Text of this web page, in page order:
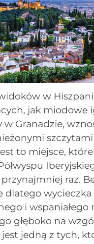
w
jak miodowe
Granadzie,
szczytami
to miejsce,
raz.
dlatego
i wspaniałego
głęboko na
jedną z tych,